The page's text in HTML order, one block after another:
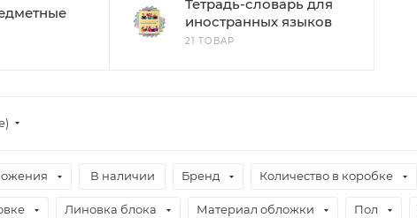
Тетрадь-словарь для
иностранных языков
21 ТОВАР
В наличии Бренд Количество в коробке
Линовка блока Материал обложки Пол